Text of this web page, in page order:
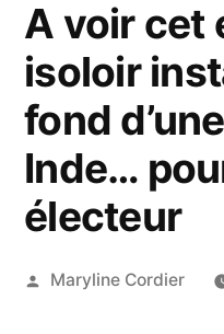
A voir cet
isoloir
fond
Inde…
électeur
Publié
Maryline Cordier